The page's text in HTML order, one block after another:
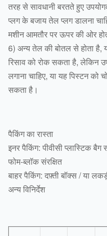
तरह से सावधानी बरतते हुए
प्लग के बजाय तेल प्लग डालना
मशीन आमतौर पर ऊपर की ओर
6) अन्य तेल की बोतल से होता
रिसाव को रोक सकता है, लेकिन
लगाना चाहिए, या यह पिस्टन को
सकता है।
पैकिंग का रास्ता
इनर पैकिंग: पीवीसी प्लास्टिक
फोम-ब्लॉक संरक्षित
बाहर पैकिंग: दफ़्ती बॉक्स / या
अन्य विनिर्देश